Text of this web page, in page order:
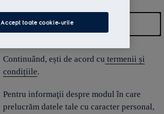
Continuând, ești de acord cu termenii și
condițiile.
Pentru informaţii despre modul în care
prelucrăm datele tale cu caracter personal,
Accept toate cookie-urile